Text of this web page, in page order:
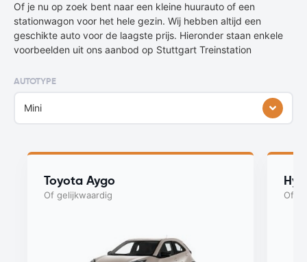
Of je nu op zoek bent naar een kleine huurauto of een
stationwagon voor het hele gezin. Wij hebben altijd een
geschikte auto voor de laagste prijs. Hieronder staan enkele
voorbeelden uit ons aanbod op Stuttgart Treinstation
AUTOTYPE
Mini
Toyota Aygo
Of gelijkwaardig Of